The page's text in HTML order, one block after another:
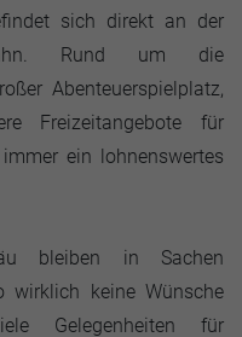
sich direkt an der
Rund um die
Abenteuerspielplatz,
Freizeitangebote für
ein lohnenswertes
bleiben in Sachen
wirklich keine Wünsche
Gelegenheiten für